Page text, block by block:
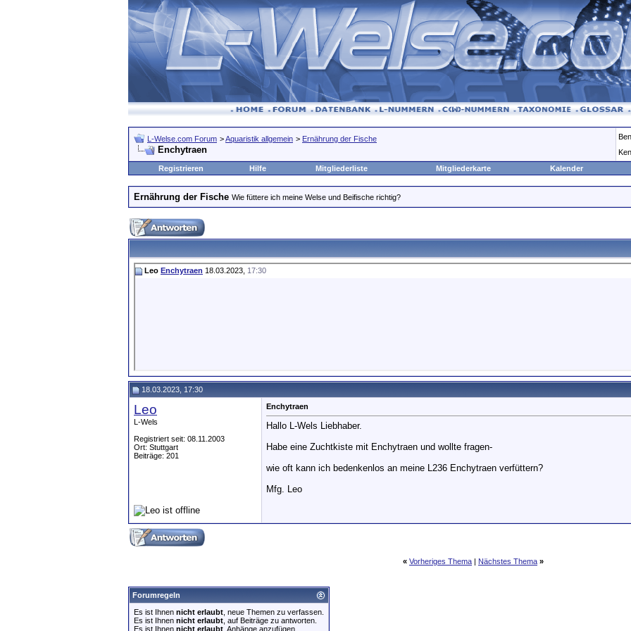
L-Welse.com Forum >Aquaristik allgemein > Ernährung der Fische
Enchytraen
Registrieren
Hilfe Mitgliederliste Mitgliederkarte Kalender
Ernährung der Fische Wie füttere ich meine Welse und Beifische richtig?
Leo Enchytraen 18.03.2023, 17:30
18.03.2023, 17:30
Leo
L-Wels
Registriert seit: 08.11.2003
Ort: Stuttgart
Beiträge: 201
Enchytraen
Hallo L-Wels Liebhaber.
Habe eine Zuchtkiste mit Enchytraen und wollte fragen-
wie oft kann ich bedenkenlos an meine L236 Enchytraen verfüttern?
Mfg. Leo
« Vorheriges Thema | Nächstes Thema »
Forumregeln
Es ist Ihnen nicht erlaubt , neue Themen zu verfassen.
Es ist Ihnen nicht erlaubt , auf Beiträge zu antworten.
Es ist Ihnen nicht erlaubt , Anhänge anzufügen.